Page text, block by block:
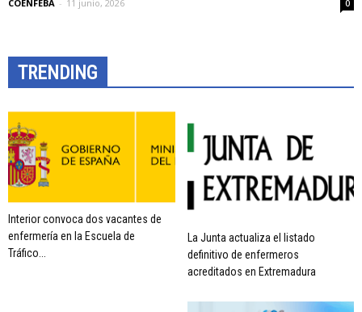
COENFEBA - 11 junio, 2026 0
TRENDING
Interior convoca dos vacantes de
enfermería en la Escuela de
Tráfico...
La Junta actualiza el listado
definitivo de enfermeros
acreditados en Extremadura